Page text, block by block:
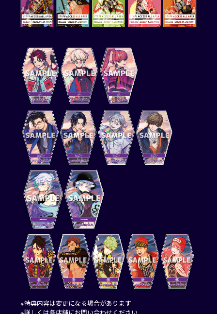
※特典内容は変更になる場合があります